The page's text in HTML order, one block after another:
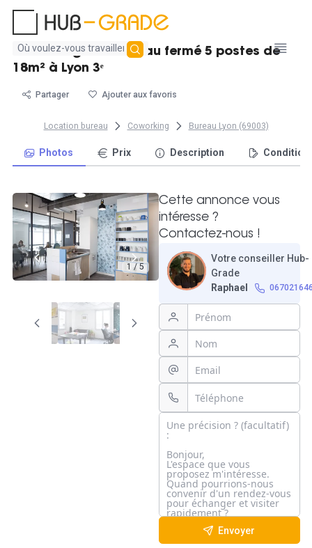
Aucun
résultat
Location grand bureau fermé 5 postes de
18m² à Lyon 3ᵉ
Partager Ajouter aux favoris
Location bureau Coworking Bureau Lyon (69003)
Photos Prix Description
1 / 5
Cette annonce vous
intéresse ?
Contactez-nous !
Votre conseiller Hub-
Grade
Raphael
Envoyer